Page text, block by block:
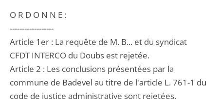
O R D O N N E :
------------------
Article 1er : La requête de M. B... et du syndicat
CFDT INTERCO du Doubs est rejetée.
Article 2 : Les conclusions présentées par la
commune de Badevel au titre de l'article L. 761-1 du
code de justice administrative sont rejetées.